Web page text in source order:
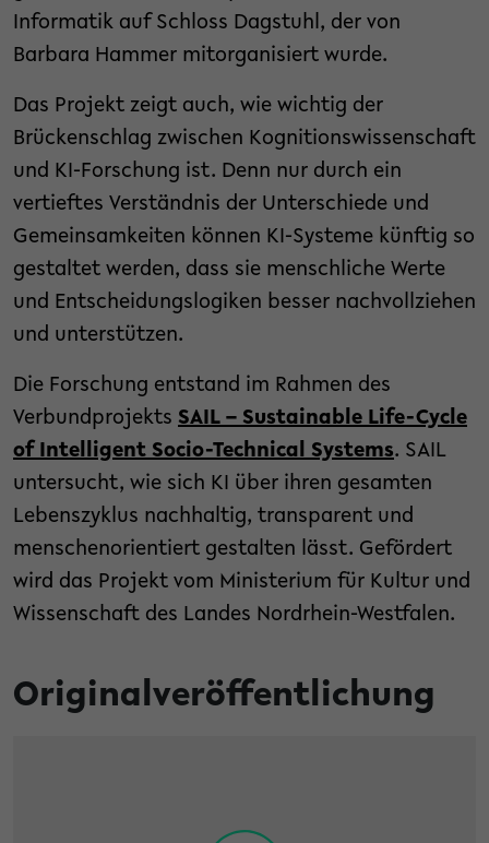
Informatik auf Schloss Dagstuhl, der von
Barbara Hammer mitorganisiert wurde.
Das Projekt zeigt auch, wie wichtig der
Brückenschlag zwischen Kognitionswissenschaft
und KI-Forschung ist. Denn nur durch ein
vertieftes Verständnis der Unterschiede und
Gemeinsamkeiten können KI-Systeme künftig so
gestaltet werden, dass sie menschliche Werte
und Entscheidungslogiken besser nachvollziehen
und unterstützen.
Die Forschung entstand im Rahmen des
Verbundprojekts SAIL – Sustainable Life-Cycle
of Intelligent Socio-Technical Systems. SAIL
untersucht, wie sich KI über ihren gesamten
Lebenszyklus nachhaltig, transparent und
menschenorientiert gestalten lässt. Gefördert
wird das Projekt vom Ministerium für Kultur und
Wissenschaft des Landes Nordrhein-Westfalen.
Originalveröffentlichung